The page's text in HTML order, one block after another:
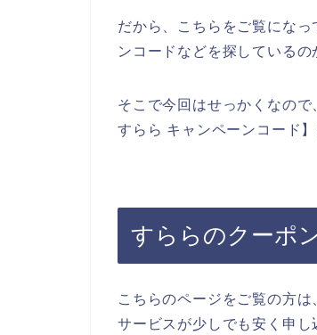
だから、こちらをご覧にな
ンコードなどを探しているの
そこで今回はせっかくなの
すらら キャンペーンコード
すららのクーポ
こちらのページをご覧の方
サービスが少しでも安く申し